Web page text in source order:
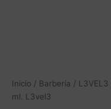
Inicio / Barbería / L3VEL3
ml. L3vel3